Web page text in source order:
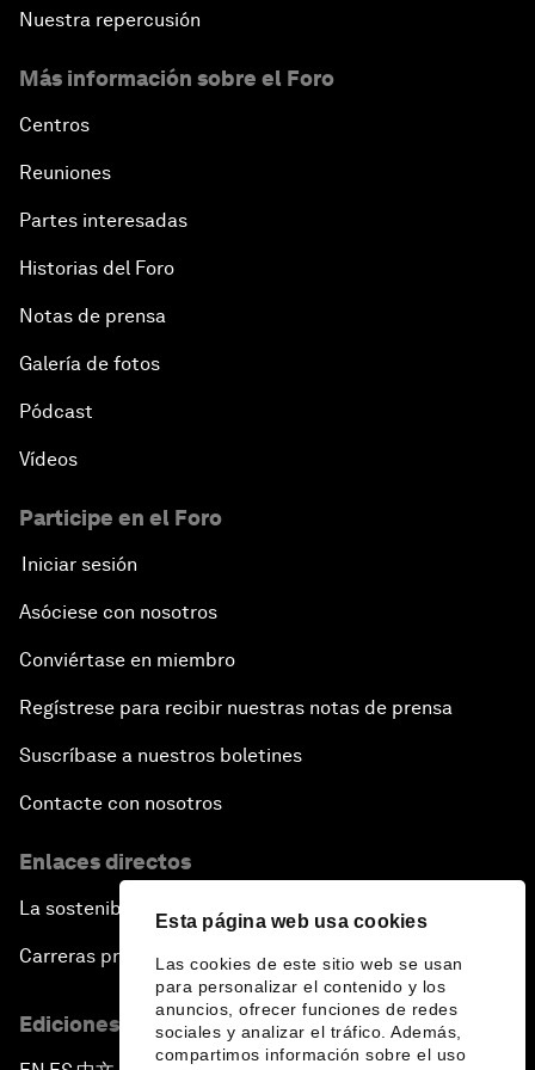
Esta página web usa cookies
Las cookies de este sitio web se usan
para personalizar el contenido y los
anuncios, ofrecer funciones de redes
sociales y analizar el tráfico. Además,
compartimos información sobre el uso
Nuestra repercusión
Más información sobre el Foro
Centros
Reuniones
Partes interesadas
Historias del Foro
Notas de prensa
Galería de fotos
Pódcast
Vídeos
Participe en el Foro
Iniciar sesión
Asóciese con nosotros
Conviértase en miembro
Regístrese para recibir nuestras notas de prensa
Suscríbase a nuestros boletines
Contacte con nosotros
Enlaces directos
La sostenibilidad en el Foro
Carreras profesionales
Ediciones en otros idiomas